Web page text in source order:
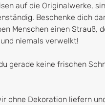
auf die Originalwerke,
Beschenke dich
Menschen einen Strauß,
niemals verwelkt!
gerade keine frischen
ohne Dekoration liefern